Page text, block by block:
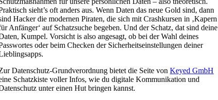
sieht’s oft anders aus. Wenn Daten das neue Gold sind, dann
Hacker die modernen Piraten, die sich mit Crashkursen in ‚Kapern
Anfänger‘ auf Schatzsuche begeben. Und der Schatz, dat sind deine
Kumpel. Vorsicht is also angesagt, ob bei der Wahl deines
oder beim Checken der Sicherheitseinstellungen deiner
Datenschutz-Grundverordnung bietet die Seite vonKeyed GmbH
Schatzkiste voller Infos, wie du digitale Kommunikation und
unter einen Hut bringen kannst.